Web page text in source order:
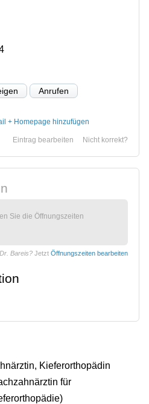
Anrufen
+ Homepage hinzufügen
Nicht korrekt?
Eintrag bearbeiten
Sie die Öffnungszeiten
Bareis? Jetzt Öffnungszeiten bearbeiten
Kieferorthopädin
für